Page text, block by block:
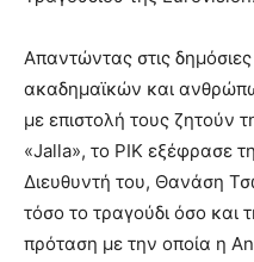
Απαντώντας στις
ακαδημαϊκών και
με επιστολή τους ζητούν
«Jalla», το ΡΙΚ εξέφρασε
Διευθυντή του, Θανάση
τόσο το τραγούδι όσο και
πρόταση με την οποία η